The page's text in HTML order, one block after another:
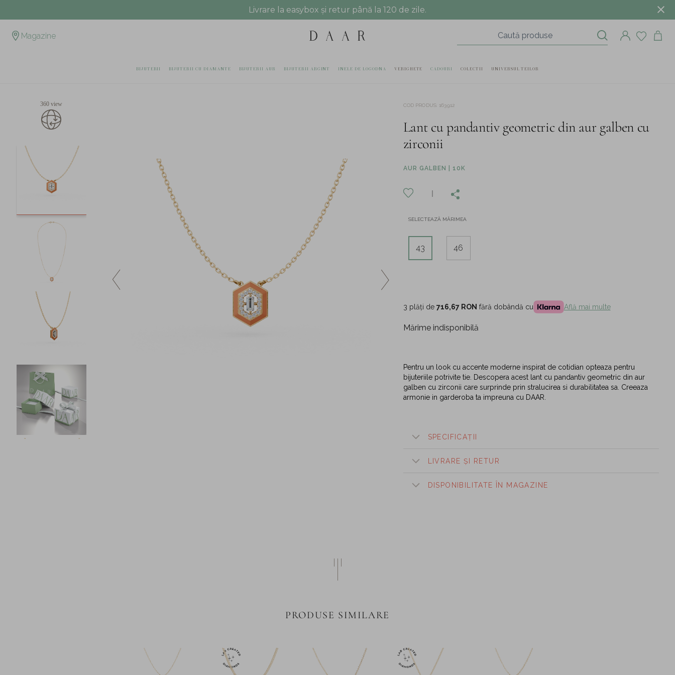
Livrare la easybox și retur până la 120 de zile.
Magazine
BIJUTERII BIJUTERII CU DIAMANTE BIJUTERII AUR BIJUTERII ARGINT INELE DE LOGODNA VERIGHETE CADOURI COLECTII UNIVERSUL TEILOR
360 view COD PRODUS: 163912
Lant cu pandantiv geometric din aur galben cu
zirconii
AUR GALBEN | 10K
SELECTEAZĂ MĂRIMEA
43 46
3 plăți de 716,67 RON fără dobândă cu Află mai multe
Mărime indisponibilă
Pentru un look cu accente moderne inspirat de cotidian opteaza pentru
bijuteriile potrivite tie. Descopera acest lant cu pandantiv geometric din aur
galben cu zirconii care surprinde prin stralucirea si durabilitatea sa. Creeaza
armonie in garderoba ta impreuna cu DAAR.
SPECIFICAȚII
LIVRARE ȘI RETUR
DISPONIBILITATE ÎN MAGAZINE
PRODUSE SIMILARE